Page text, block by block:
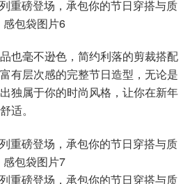
也毫不逊色，简约利落的剪裁搭配
有层次感的完整节日造型，无论是
独属于你的时尚风格，让你在新年
适。